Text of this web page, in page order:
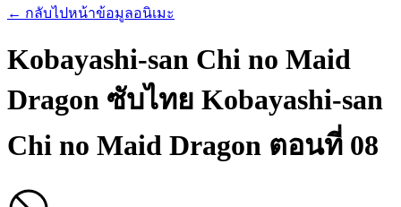
← กลับไปหน้าข้อมูลอนิเมะ
Kobayashi-san Chi no Maid
Dragon ซับไทย Kobayashi-san
Chi no Maid Dragon ตอนที่ 08